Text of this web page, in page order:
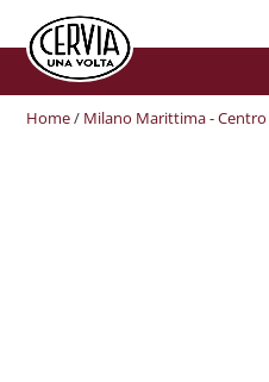
Home/ Milano Marittima - Centro